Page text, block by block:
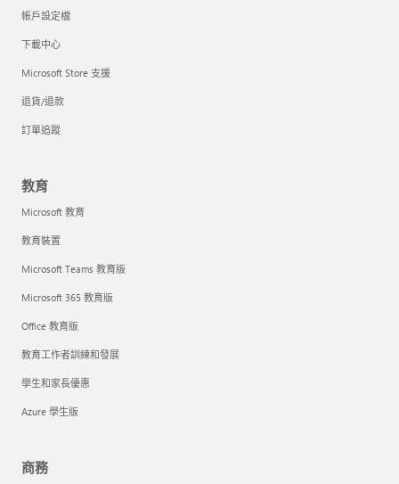
帳戶設定檔
下載中心
Microsoft Store 支援
退貨/退款
訂單追蹤
教育
Microsoft 教育
教育裝置
Microsoft Teams 教育版
Microsoft 365 教育版
Office 教育版
教育工作者訓練和發展
學生和家長優惠
Azure 學生版
商務